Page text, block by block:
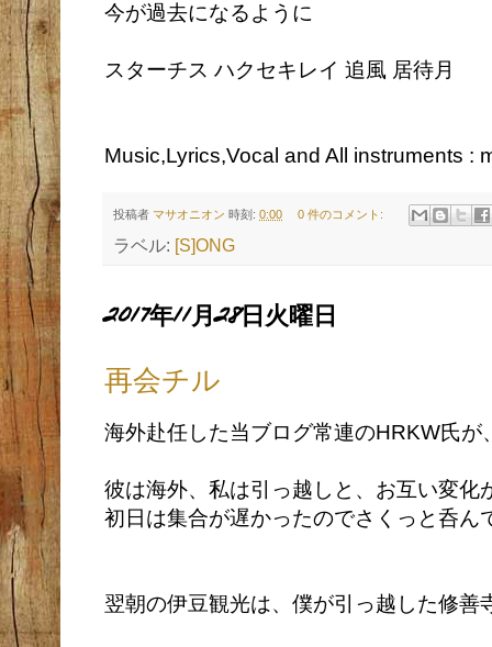
今が過去になるように
スターチス ハクセキレイ 追風 居待月
Music,Lyrics,Vocal and All instruments :
投稿者 マサオニオン 時刻: 0:00 0 件のコメント:
ラベル: [S]ONG
2017年11月28日火曜日
再会チル
海外赴任した当ブログ常連のHRKW氏が
彼は海外、私は引っ越しと、お互い変化
初日は集合が遅かったのでさくっと呑ん
翌朝の伊豆観光は、僕が引っ越した修善